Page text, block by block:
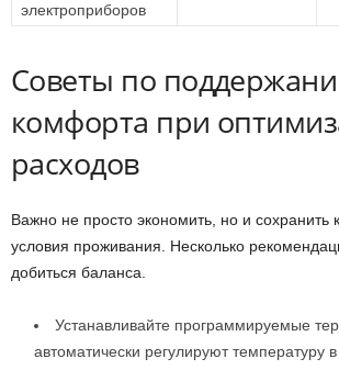
электроприборов
Советы по
комфорта при
расходов
Важно не просто экономить, но и
условия проживания. Несколько
добиться баланса.
Устанавливайте программируемые
автоматически регулируют температуру